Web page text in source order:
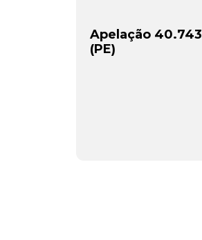
Apelação 40.743
(PE)